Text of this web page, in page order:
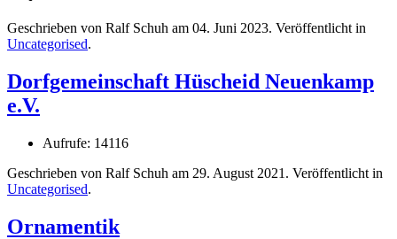
Geschrieben von Ralf Schuh am 04. Juni 2023. Veröffentlicht in
Uncategorised.
Dorfgemeinschaft Hüscheid Neuenkamp
e.V.
Aufrufe: 14116
Geschrieben von Ralf Schuh am 29. August 2021 . Veröffentlicht in
Uncategorised.
Ornamentik